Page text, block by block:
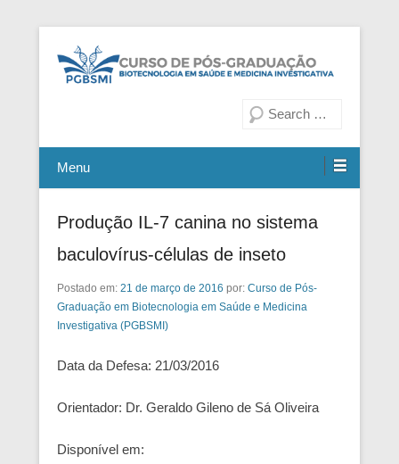
Curso de Pós-Graduação em
Medicina Investigativa
Menu
Produção IL-7 canina no sistema
baculovírus-células de inseto
Postado em: 21 de março de 2016 por: Curso de Pós-
Graduação em Biotecnologia em Saúde e Medicina
Investigativa (PGBSMI)
Data da Defesa: 21/03/2016
Orientador: Dr. Geraldo Gileno de Sá Oliveira
Disponível em: